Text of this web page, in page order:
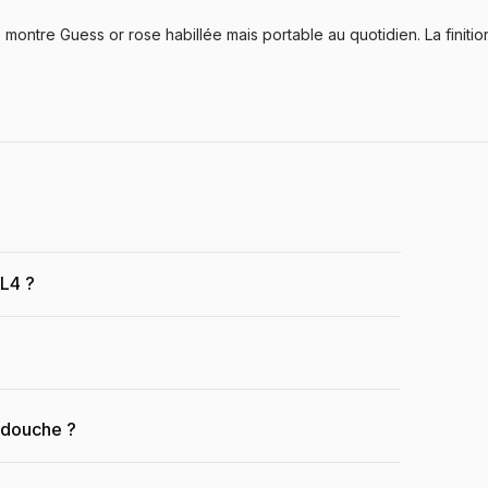
Guess or rose habillée mais portable au quotidien. La
?
?